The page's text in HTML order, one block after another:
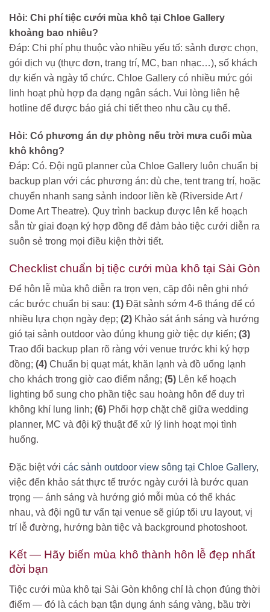
Hỏi: Chi phí tiệc cưới mùa khô tại Chloe Gallery
khoảng bao nhiêu?
Đáp: Chi phí phụ thuộc vào nhiều yếu tố: sảnh được chọn,
gói dịch vụ (thực đơn, trang trí, MC, ban nhạc…), số khách
dự kiến và ngày tổ chức. Chloe Gallery có nhiều mức gói
linh hoạt phù hợp đa dạng ngân sách. Vui lòng liên hệ
hotline để được báo giá chi tiết theo nhu cầu cụ thể.
Hỏi: Có phương án dự phòng nếu trời mưa cuối mùa
khô không?
Đáp: Có. Đội ngũ planner của Chloe Gallery luôn chuẩn bị
backup plan với các phương án: dù che, tent trang trí, hoặc
chuyển nhanh sang sảnh indoor liền kề (Riverside Art /
Dome Art Theatre). Quy trình backup được lên kế hoạch
sẵn từ giai đoạn ký hợp đồng để đảm bảo tiệc cưới diễn ra
suôn sẻ trong mọi điều kiện thời tiết.
Checklist chuẩn bị tiệc cưới mùa khô tại Sài Gòn
Để hôn lễ mùa khô diễn ra trọn vẹn, cặp đôi nên ghi nhớ
các bước chuẩn bị sau: (1) Đặt sảnh sớm 4-6 tháng để có
nhiều lựa chọn ngày đẹp; (2) Khảo sát ánh sáng và hướng
gió tại sảnh outdoor vào đúng khung giờ tiệc dự kiến; (3)
Trao đổi backup plan rõ ràng với venue trước khi ký hợp
đồng; (4) Chuẩn bị quạt mát, khăn lạnh và đồ uống lạnh
cho khách trong giờ cao điểm nắng; (5) Lên kế hoạch
lighting bổ sung cho phần tiệc sau hoàng hôn để duy trì
không khí lung linh; (6) Phối hợp chặt chẽ giữa wedding
planner, MC và đội kỹ thuật để xử lý linh hoạt mọi tình
huống.
Đặc biệt với các sảnh outdoor view sông tại Chloe Gallery,
việc đến khảo sát thực tế trước ngày cưới là bước quan
trọng — ánh sáng và hướng gió mỗi mùa có thể khác
nhau, và đội ngũ tư vấn tại venue sẽ giúp tối ưu layout, vị
trí lễ đường, hướng bàn tiệc và background photoshoot.
Kết — Hãy biến mùa khô thành hôn lễ đẹp nhất
đời bạn
Tiệc cưới mùa khô tại Sài Gòn không chỉ là chọn đúng thời
điểm — đó là cách bạn tận dụng ánh sáng vàng, bầu trời